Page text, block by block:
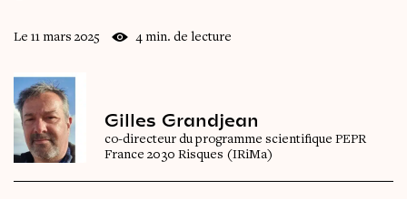
Le 11 mars 2025 4 min. de lecture
Gilles Grandjean
co-directeur du programme scientifique PEPR
France 2030 Risques (IRiMa)